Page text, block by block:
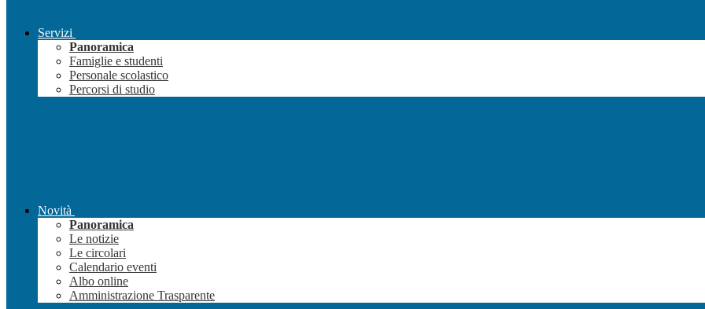
Servizi
Panoramica
Famiglie e studenti
Personale scolastico
Percorsi di studio
Novità
Panoramica
Le notizie
Le circolari
Calendario eventi
Albo online
Amministrazione Trasparente